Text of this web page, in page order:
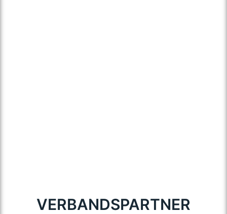
VERBANDSPARTNER